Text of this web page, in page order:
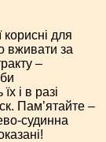
корисні для
вживати за
–
і в разі
Пам’ятайте –
судинна